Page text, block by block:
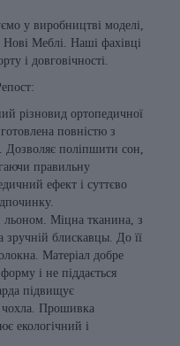
у виробництві моделі,
Меблі. Наші фахівці
і довговічності.
різновид ортопедичної
повністю з
Дозволяє поліпшити сон,
правильну
ефект і суттєво
Міцна тканина, з
зручній блискавцы. До її
Матеріал добре
і не піддається
підвищує
чохла. Прошивка
екологічний і